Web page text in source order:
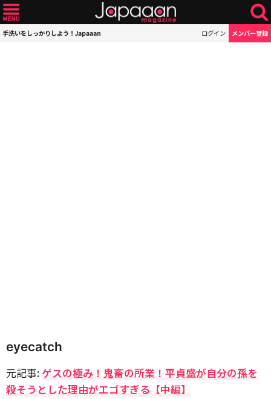
手洗いをしっかりしよう！Japaaan ログイン メンバー登録
eyecatch
元記事:ゲスの極み！鬼畜の所業！平貞盛が自分の孫を
殺そうとした理由がエゴすぎる【中編】